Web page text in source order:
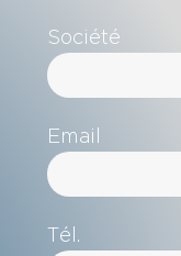
Société
Email
Tél.